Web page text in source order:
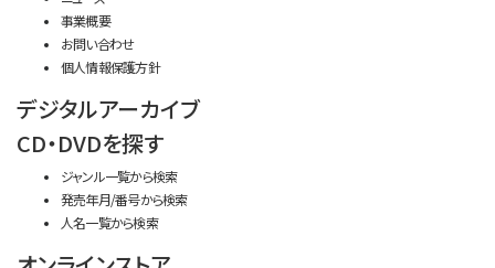
事業概要
お問い合わせ
個人情報保護方針
デジタルアーカイブ
CD・DVDを探す
ジャンル一覧から検索
発売年月/番号から検索
人名一覧から検索